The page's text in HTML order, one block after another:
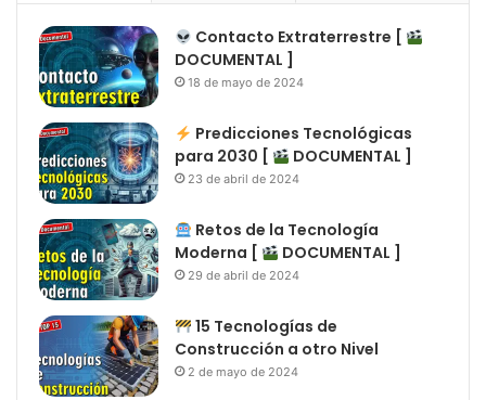
Contacto Extraterrestre [
DOCUMENTAL ]
18 de mayo de 2024
Predicciones Tecnológicas
para 2030 [
DOCUMENTAL ]
23 de abril de 2024
Retos de la Tecnología
Moderna [
DOCUMENTAL ]
29 de abril de 2024
15 Tecnologías de
Construcción a otro Nivel
2 de mayo de 2024